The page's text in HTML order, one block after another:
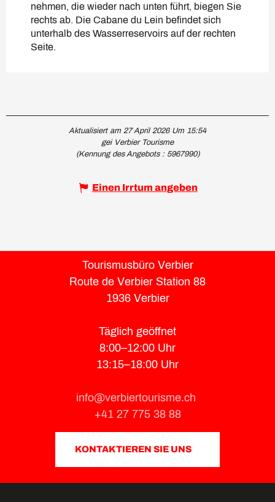
nehmen, die wieder nach unten führt, biegen Sie
rechts ab. Die Cabane du Lein befindet sich
unterhalb des Wasserreservoirs auf der rechten
Seite.
Aktualisiert am 27 April 2026 Um 15:54
gei Verbier Tourisme
(Kennung des Angebots : 5967990)
Einen Irrtum angeben
Tourismusbüro Verbier
Route de Verbier Station 88
1936 Verbier
Täglich geöffnet
8:00–12:00 Uhr
13:15–18:00 Uhr
info@verbiertourisme.ch
+41 27 775 38 88
KONTAKTIEREN SIE UNS